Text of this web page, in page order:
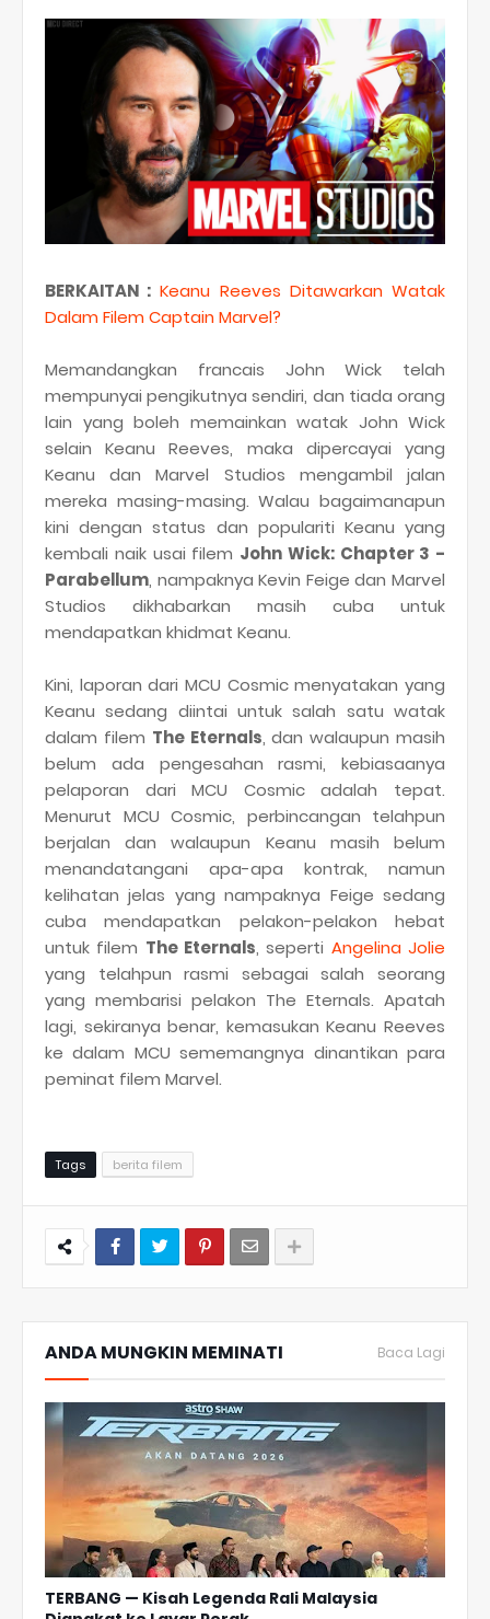
BERKAITAN : Keanu Reeves Ditawarkan Watak
Dalam Filem Captain Marvel?
Memandangkan francais John Wick telah
mempunyai pengikutnya sendiri, dan tiada orang
lain yang boleh memainkan watak John Wick
selain Keanu Reeves, maka dipercayai yang
Keanu dan Marvel Studios mengambil jalan
mereka masing-masing. Walau bagaimanapun
kini dengan status dan populariti Keanu yang
kembali naik usai filem John Wick: Chapter 3 -
Parabellum, nampaknya Kevin Feige dan Marvel
Studios dikhabarkan masih cuba untuk
mendapatkan khidmat Keanu.
Kini, laporan dari MCU Cosmic menyatakan yang
Keanu sedang diintai untuk salah satu watak
dalam filem The Eternals, dan walaupun masih
belum ada pengesahan rasmi, kebiasaanya
pelaporan dari MCU Cosmic adalah tepat.
Menurut MCU Cosmic, perbincangan telahpun
berjalan dan walaupun Keanu masih belum
menandatangani apa-apa kontrak, namun
kelihatan jelas yang nampaknya Feige sedang
cuba mendapatkan pelakon-pelakon hebat
untuk filem The Eternals, seperti Angelina Jolie
yang telahpun rasmi sebagai salah seorang
yang membarisi pelakon The Eternals. Apatah
lagi, sekiranya benar, kemasukan Keanu Reeves
ke dalam MCU sememangnya dinantikan para
peminat filem Marvel.
Tags berita filem
ANDA MUNGKIN MEMINATI Baca Lagi
TERBANG — Kisah Legenda Rali Malaysia